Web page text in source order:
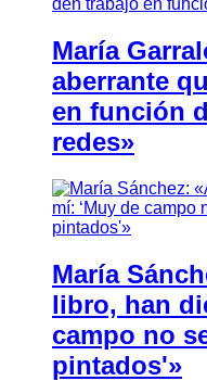
María
aberrante
en función
redes»
María
libro, han
campo no
pintados'»